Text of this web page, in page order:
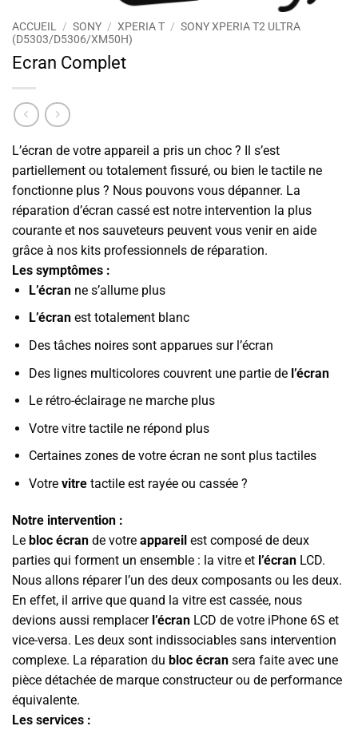
ACCUEIL / SONY / XPERIA T / SONY XPERIA T2 ULTRA
(D5303/D5306/XM50H)
Ecran Complet
L’écran de votre appareil a pris un choc ? Il s’est
partiellement ou totalement fissuré, ou bien le tactile ne
fonctionne plus ? Nous pouvons vous dépanner. La
réparation d’écran cassé est notre intervention la plus
courante et nos sauveteurs peuvent vous venir en aide
grâce à nos kits professionnels de réparation.
Les symptômes :
L’écranne s’allume plus
L’écranest totalement blanc
Des tâches noires sont apparues sur l’écran
Des lignes multicolores couvrent une partie de l’écran
Le rétro-éclairage ne marche plus
Votre vitre tactile ne répond plus
Certaines zones de votre écran ne sont plus tactiles
Votre vitretactile est rayée ou cassée ?
Notre intervention :
Le bloc écran de votre appareil est composé de deux
parties qui forment un ensemble : la vitre et l’écran LCD.
Nous allons réparer l’un des deux composants ou les deux.
En effet, il arrive que quand la vitre est cassée, nous
devions aussi remplacer l’écran LCD de votre iPhone 6S et
vice-versa. Les deux sont indissociables sans intervention
complexe. La réparation du bloc écran sera faite avec une
pièce détachée de marque constructeur ou de performance
équivalente.
Les services :